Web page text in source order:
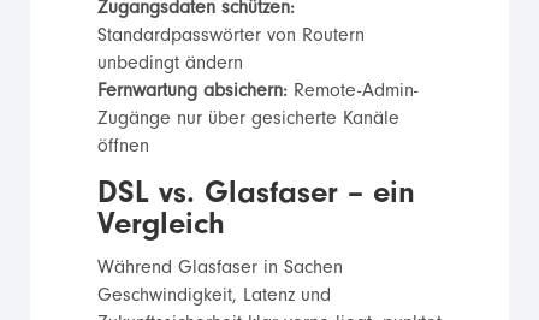
Zugangsdaten schützen:
Standardpasswörter von Routern
unbedingt ändern
Fernwartung absichern:Remote-Admin-
Zugänge nur über gesicherte Kanäle
öffnen
DSL vs. Glasfaser – ein
Vergleich
Während Glasfaser in Sachen
Geschwindigkeit, Latenz und